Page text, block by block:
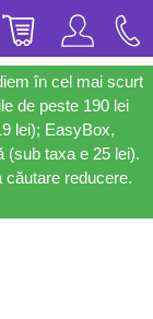
în cel mai scurt
de peste 190 lei
lei); EasyBox,
(sub taxa e 25 lei).
căutare reducere.